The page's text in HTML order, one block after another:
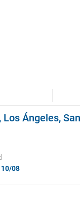
Los Ángeles,
10/08